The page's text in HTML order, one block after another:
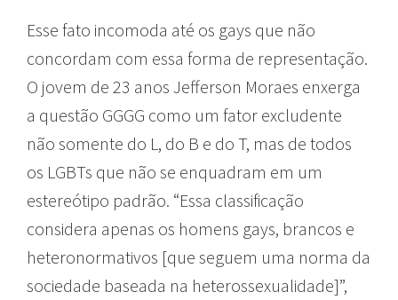
Esse fato incomoda até os gays que não
concordam com essa forma de representação.
O jovem de 23 anos Jefferson Moraes enxerga
a questão GGGG como um fator excludente
não somente do L, do B e do T, mas de todos
os LGBTs que não se enquadram em um
estereótipo padrão. “Essa classificação
considera apenas os homens gays, brancos e
heteronormativos [que seguem uma norma da
sociedade baseada na heterossexualidade]”,